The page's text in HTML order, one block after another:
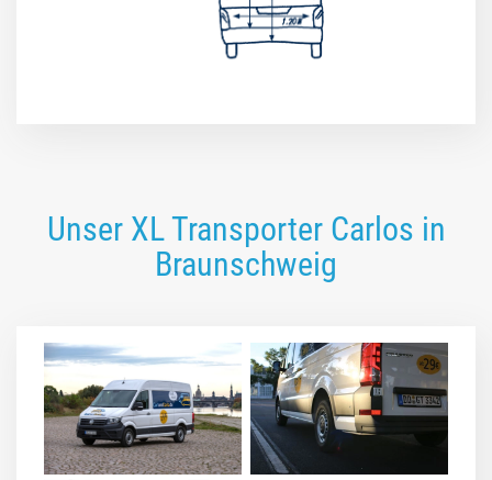
Unser XL Transporter Carlos in
Braunschweig